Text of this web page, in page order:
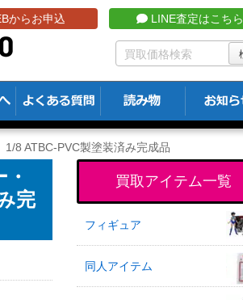
からお申込 LINE査定はこちら
8 ATBC-PVC製塗装済み完成品
完
買取アイテム一覧
フィギュア
同人アイテム